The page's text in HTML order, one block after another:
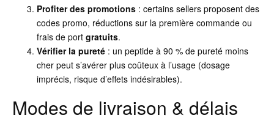
Profiter des promotions : certains sellers proposent des
codes promo, réductions sur la première commande ou
frais de port gratuits.
Vérifier la pureté : un peptide à 90 % de pureté moins
cher peut s’avérer plus coûteux à l’usage (dosage
imprécis, risque d’effets indésirables).
Modes de livraison & délais